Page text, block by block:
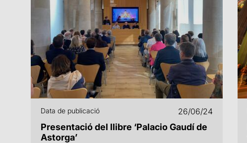
Data de publicació 26/06/24
Presentació del llibre ‘Palacio Gaudí de
Astorga’